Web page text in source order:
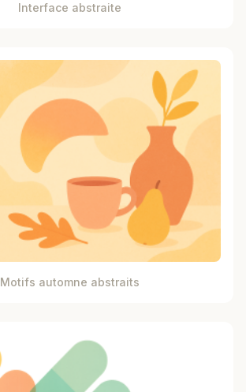
Interface abstraite
Motifs automne abstraits